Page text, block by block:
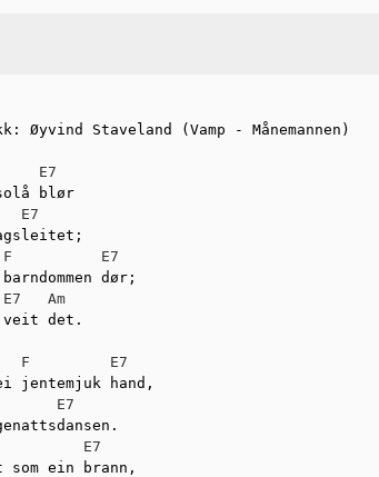
Øyvind Staveland (Vamp - Månemannen)
E7
blør
E7
F
E7
dør;
E7
Am
veit det.
F
E7
jentemjuk hand,
E7
E7
ein brann,